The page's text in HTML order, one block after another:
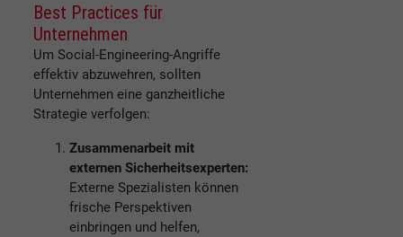
Best Practices für
Unternehmen
Um Social-Engineering-Angriffe
effektiv abzuwehren, sollten
Unternehmen eine ganzheitliche
Strategie verfolgen:
Zusammenarbeit mit
externen Sicherheitsexperten:
Externe Spezialisten können
frische Perspektiven
einbringen und helfen,